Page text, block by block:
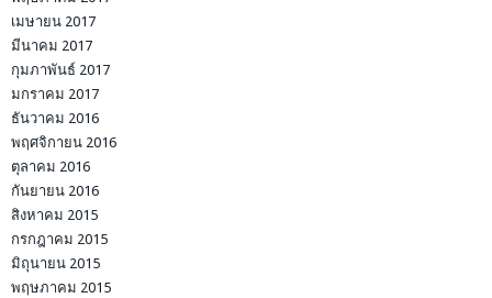
เมษายน 2017
มีนาคม 2017
กุมภาพันธ์ 2017
มกราคม 2017
ธันวาคม 2016
พฤศจิกายน 2016
ตุลาคม 2016
กันยายน 2016
สิงหาคม 2015
กรกฎาคม 2015
มิถุนายน 2015
พฤษภาคม 2015